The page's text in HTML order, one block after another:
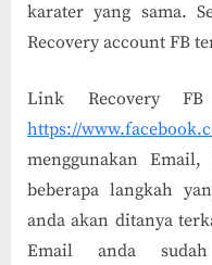
karater yang sama.
Recovery account FB
Link Recovery
https://
menggunakan
beberapa langkah
anda akan ditanya
Email anda